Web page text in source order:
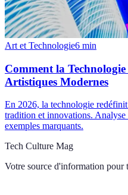
Art et Technologie6 min
Comment la
Artistiques Modernes
En 2026, la technologie
tradition et innovations. Analyse
exemples marquants.
Tech Culture Mag
Votre source d'information pour